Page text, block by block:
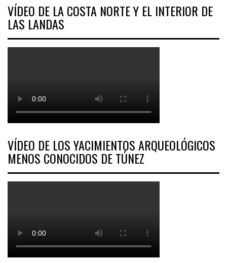
VÍDEO DE LA COSTA NORTE Y EL INTERIOR DE
LAS LANDAS
VÍDEO DE LOS YACIMIENTOS ARQUEOLÓGICOS
MENOS CONOCIDOS DE TÚNEZ